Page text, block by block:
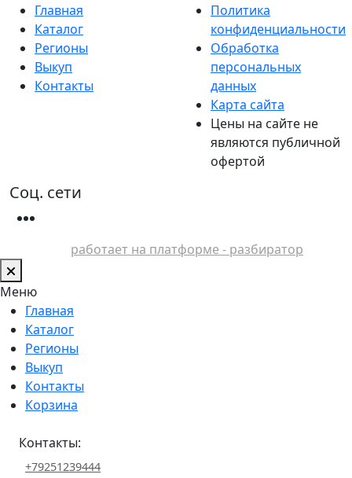
Главная
Каталог
Регионы
Выкуп
Контакты
Политика
конфиденциальности
Обработка
персональных
данных
Карта сайта
Цены на сайте не
являются публичной
офертой
Соц. сети
работает на платформе - разбиратор
Меню
Главная
Каталог
Регионы
Выкуп
Контакты
Корзина
Контакты:
+79251239444